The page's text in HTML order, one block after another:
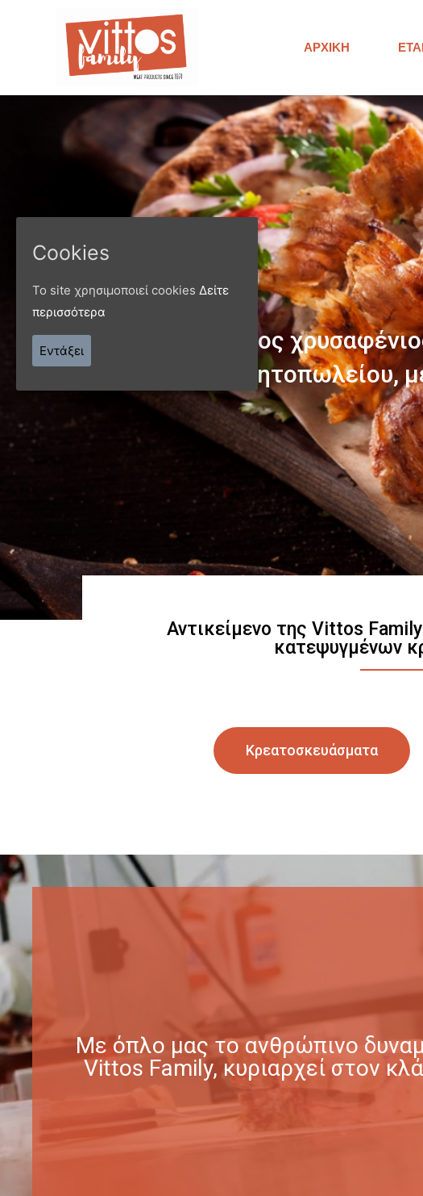
ΑΡΧΙΚΉ
Παράγουμε
Αντικείμενο της Vittos
κατεψυγμένων
Κρεατοσκευάσματα
Με όπλο μας το ανθρώπινο
Vittos Family, κυριαρχεί στον
Cookies
Το site χρησιμοποιεί cookies Δείτε
περισσότερα
Εντάξει